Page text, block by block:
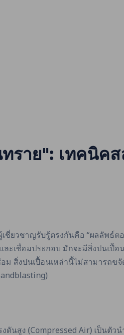
ราย": เทคนิค
ยวชาญรับรู้ตรงกันคือ “ผลลัพธ์
เชื่อมประกอบ มักจะมีสิ่งปนเปื้
สิ่งปนเปื้อนเหล่านี้ไม่สามารถ
สูง (Compressed Air) เป็นตั